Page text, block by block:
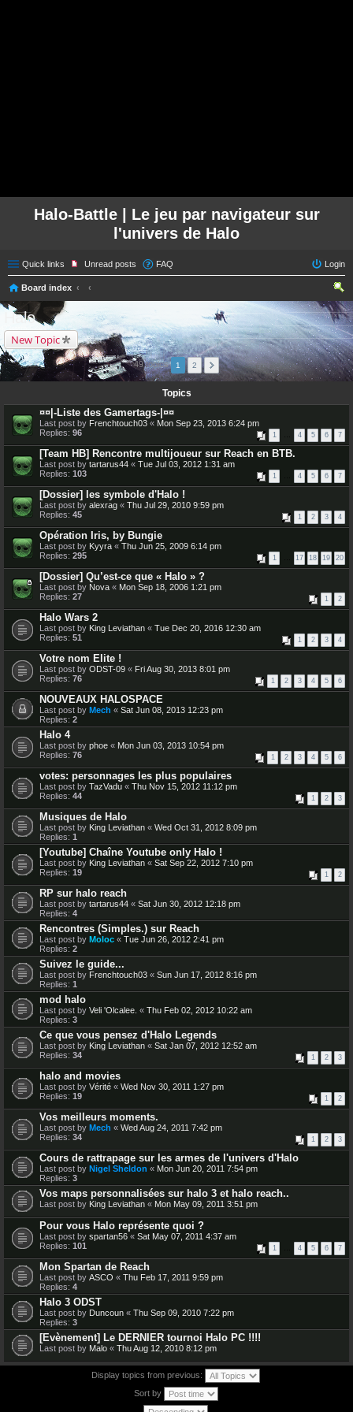
Halo-Battle | Le jeu par navigateur sur
l'univers de Halo
Quick links Unread posts FAQ Login
Board index
ear
ch
Halo
New Topic
49 topics 1 2
Topics
¤¤|-Liste des Gamertags-|¤¤
Last post by Frenchtouch03 « Mon Sep 23, 2013 6:24 pm
Replies: 96 1 … 4 5 6 7
[Team HB] Rencontre multijoueur sur Reach en BTB.
Last post by tartarus44 « Tue Jul 03, 2012 1:31 am
Replies: 103 1 4 5 6 7
[Dossier] les symbole d'Halo !
Last post by alexrag « Thu Jul 29, 2010 9:59 pm
Replies: 45 1 2 3 4
Opération Iris, by Bungie
Last post by Kyyra « Thu Jun 25, 2009 6:14 pm
Replies: 295 1 17 18 19 20
[Dossier] Qu’est-ce que « Halo » ?
Last post by Nova « Mon Sep 18, 2006 1:21 pm
Replies: 27 1 2
Halo Wars 2
Last post by King Leviathan « Tue Dec 20, 2016 12:30 am
Replies: 51 1 2 3 4
Votre nom Elite !
Last post by ODST-09 « Fri Aug 30, 2013 8:01 pm
Replies: 76 1 2 3 4 5 6
NOUVEAUX HALOSPACE
Last post by Mech « Sat Jun 08, 2013 12:23 pm
Replies: 2
Halo 4
Last post by phoe « Mon Jun 03, 2013 10:54 pm
Replies: 76 1 2 3 4 5 6
votes: personnages les plus populaires
Last post by TazVadu « Thu Nov 15, 2012 11:12 pm
Replies: 44 1 2 3
Musiques de Halo
Last post by King Leviathan « Wed Oct 31, 2012 8:09 pm
Replies: 1
[Youtube] Chaîne Youtube only Halo !
Last post by King Leviathan « Sat Sep 22, 2012 7:10 pm
Replies: 19 1 2
RP sur halo reach
Last post by tartarus44 « Sat Jun 30, 2012 12:18 pm
Replies: 4
Rencontres (Simples.) sur Reach
Last post by Moloc « Tue Jun 26, 2012 2:41 pm
Replies: 2
Suivez le guide...
Last post by Frenchtouch03 « Sun Jun 17, 2012 8:16 pm
Replies: 1
mod halo
Last post by Veli 'Olcalee. « Thu Feb 02, 2012 10:22 am
Replies: 3
Ce que vous pensez d'Halo Legends
Last post by King Leviathan « Sat Jan 07, 2012 12:52 am
Replies: 34 1 2 3
halo and movies
Last post by Vérité « Wed Nov 30, 2011 1:27 pm
Replies: 19 1 2
Vos meilleurs moments.
Last post by Mech « Wed Aug 24, 2011 7:42 pm
Replies: 34 1 2 3
Cours de rattrapage sur les armes de l'univers d'Halo
Last post by Nigel Sheldon « Mon Jun 20, 2011 7:54 pm
Replies: 3
Vos maps personnalisées sur halo 3 et halo reach..
Last post by King Leviathan « Mon May 09, 2011 3:51 pm
Pour vous Halo représente quoi ?
Last post by spartan56 « Sat May 07, 2011 4:37 am
Replies: 101 1 4 5 6 7
Mon Spartan de Reach
Last post by ASCO « Thu Feb 17, 2011 9:59 pm
Replies: 4
Halo 3 ODST
Last post by Duncoun « Thu Sep 09, 2010 7:22 pm
Replies: 3
[Evènement] Le DERNIER tournoi Halo PC !!!!
Last post by Malo « Thu Aug 12, 2010 8:12 pm
Display topics from previous:
Sort by